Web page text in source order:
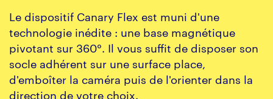
Le dispositif Canary Flex est muni d'une
technologie inédite : une base magnétique
pivotant sur 360°. Il vous suffit de disposer son
socle adhérent sur une surface place,
d'emboîter la caméra puis de l'orienter dans la
direction de votre choix.